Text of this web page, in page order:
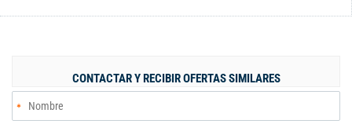
Solo pago de contado / no creditos / no bancos
CONTACTAR Y RECIBIR OFERTAS SIMILARES